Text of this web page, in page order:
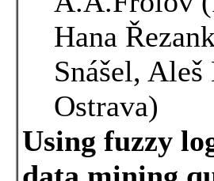
Hana
Snášel,
Ostrava)
Using fuzzy